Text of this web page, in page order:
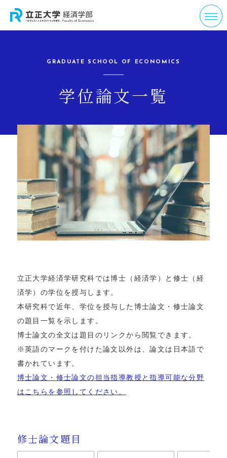
GRADUATE SCHOOL OF ECONOMICS
学位論文一覧
立正大学経済学研究科では博士（経済学）と修士（経
済学）の学位を授与します。
本研究科で近年、学位を授与した博士論文・修士論文
の題目一覧を示します。
博士論文の全文は題目のリンクから閲覧できます。
※英語のマークを付けた論文以外は、論文は日本語で
書かれています。
博士論文・修士論文の担当指導教授と指導可能な分野
はこちらを参照してください。
修士論文題目